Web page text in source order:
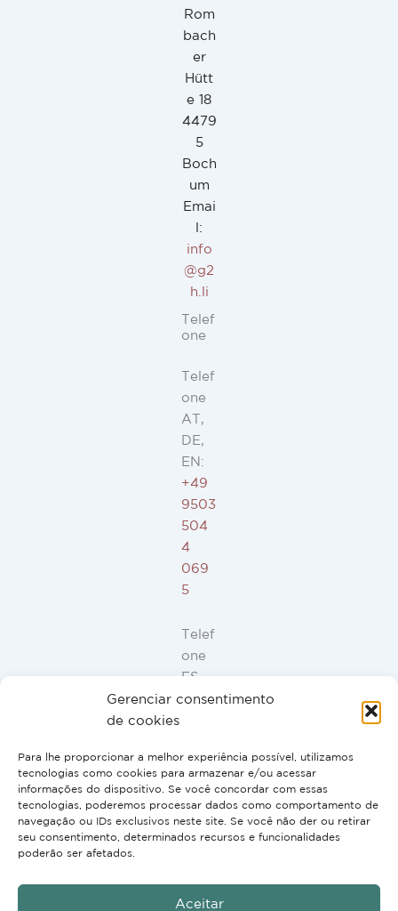
Gerenciar consentimento
de cookies
Para lhe proporcionar a melhor experiência possível, utilizamos
tecnologias como cookies para armazenar e/ou acessar
informações do dispositivo. Se você concordar com essas
tecnologias, poderemos processar dados como comportamento de
navegação ou IDs exclusivos neste site. Se você não der ou retirar
seu consentimento, determinados recursos e funcionalidades
poderão ser afetados.
Aceitar
Rom
bach
er
Hütt
e 18
4479
5
Boch
um
Emai
l:
info
@g2
h.li
Telef
one
Telef
one
AT,
DE,
EN:
+49
9503
504
4
069
5
Telef
one
ES,
FR,
+34
946
44